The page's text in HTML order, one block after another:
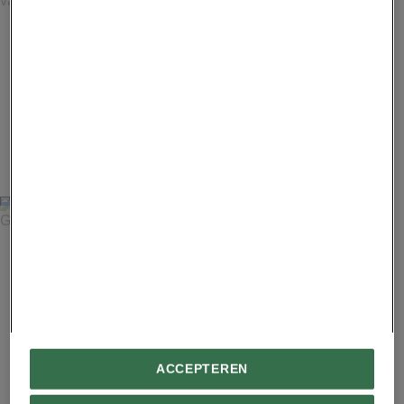
FOTO: THOMAS LINKEL, LAIF/REDUX
Advertentie - Lees hieronder verder
ACCEPTEREN